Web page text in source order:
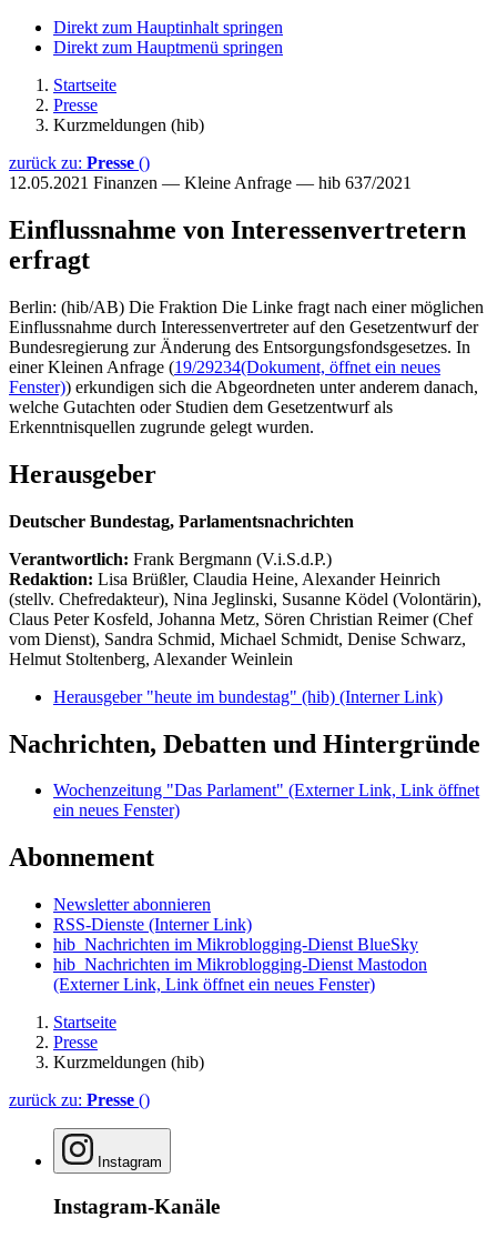
Direkt zum Hauptinhalt springen
Direkt zum Hauptmenü springen
Startseite
Presse
Kurzmeldungen (hib)
zurück zu: Presse ()
12.05.2021 Finanzen — Kleine Anfrage — hib 637/2021
Einflussnahme von Interessenvertretern
erfragt
Berlin: (hib/AB) Die Fraktion Die Linke fragt nach einer möglichen
Einflussnahme durch Interessenvertreter auf den Gesetzentwurf der
Bundesregierung zur Änderung des Entsorgungsfondsgesetzes. In
einer Kleinen Anfrage (19/29234(Dokument, öffnet ein neues
Fenster)) erkundigen sich die Abgeordneten unter anderem danach,
welche Gutachten oder Studien dem Gesetzentwurf als
Erkenntnisquellen zugrunde gelegt wurden.
Herausgeber
Deutscher Bundestag, Parlamentsnachrichten
Verantwortlich: Frank Bergmann (V.i.S.d.P.)
Redaktion: Lisa Brüßler, Claudia Heine, Alexander Heinrich
(stellv. Chefredakteur), Nina Jeglinski, Susanne Ködel (Volontärin),
Claus Peter Kosfeld, Johanna Metz, Sören Christian Reimer (Chef
vom Dienst), Sandra Schmid, Michael Schmidt, Denise Schwarz,
Helmut Stoltenberg, Alexander Weinlein
Herausgeber "heute im bundestag" (hib) (Interner Link)
Nachrichten, Debatten und Hintergründe
Wochenzeitung "Das Parlament" (Externer Link, Link öffnet
ein neues Fenster)
Abonnement
Newsletter abonnieren
RSS-Dienste (Interner Link)
hib_Nachrichten im Mikroblogging-Dienst BlueSky
hib_Nachrichten im Mikroblogging-Dienst Mastodon
(Externer Link, Link öffnet ein neues Fenster)
Startseite
Presse
Kurzmeldungen (hib)
zurück zu: Presse ()
Instagram
Instagram-Kanäle